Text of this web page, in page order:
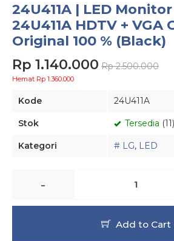
24U411A | LED Monitor
24U411A HDTV + VGA
Original 100 % (Black)
Rp 1.140.000 Rp 2.500.000
Hemat Rp 1.360.000
Kode 24U411A
Stok Tersedia (11)
Kategori # LG, LED
-
Add to Cart